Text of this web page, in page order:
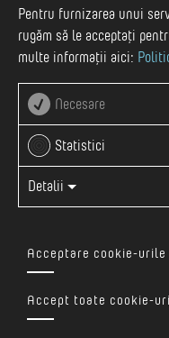
distrugerilor provocate
satului au și suferit, dar
Pentru furnizarea unui
rugăm să le acceptați
multe informații aici:
Necesare
Statistici
Detalii
Acceptare cookie-
Accept toate cookie-